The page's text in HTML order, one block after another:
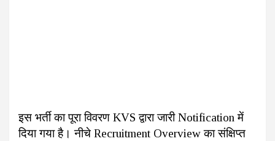
इस भर्ती का पूरा विवरण KVS द्वारा जारी Notification में
दिया गया है। नीचे Recruitment Overview का संक्षिप्त